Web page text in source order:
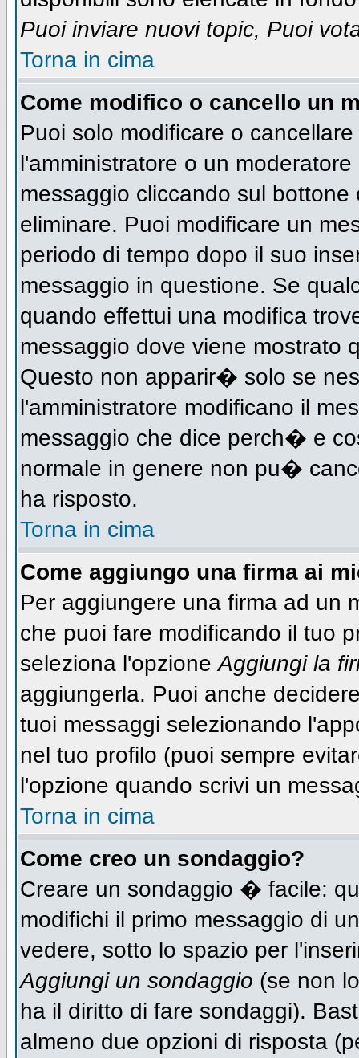
Puoi inviare nuovi topic, Puoi
Torna in cima
Come modifico o cancello un
Puoi solo modificare o
l'amministratore o un
messaggio cliccando sul
eliminare. Puoi modificare un
periodo di tempo dopo il suo
messaggio in questione. Se
quando effettui una modifica
messaggio dove viene mostrato
Questo non apparir� solo se
l'amministratore modificano il
messaggio che dice perch� e
normale in genere non pu�
ha risposto.
Torna in cima
Come aggiungo una firma ai
Per aggiungere una firma ad un
che puoi fare modificando il tuo
seleziona l'opzioneAggiungi la
aggiungerla. Puoi anche
tuoi messaggi selezionando
nel tuo profilo (puoi sempre
l'opzione quando scrivi un
Torna in cima
Come creo un sondaggio?
Creare un sondaggio � facile:
modifichi il primo messaggio di
vedere, sotto lo spazio per
Aggiungi un sondaggio (se non
ha il diritto di fare sondaggi).
almeno due opzioni di risposta